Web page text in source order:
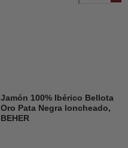
Jamón 100% Ibérico Bellota
Oro Pata Negra loncheado,
BEHER